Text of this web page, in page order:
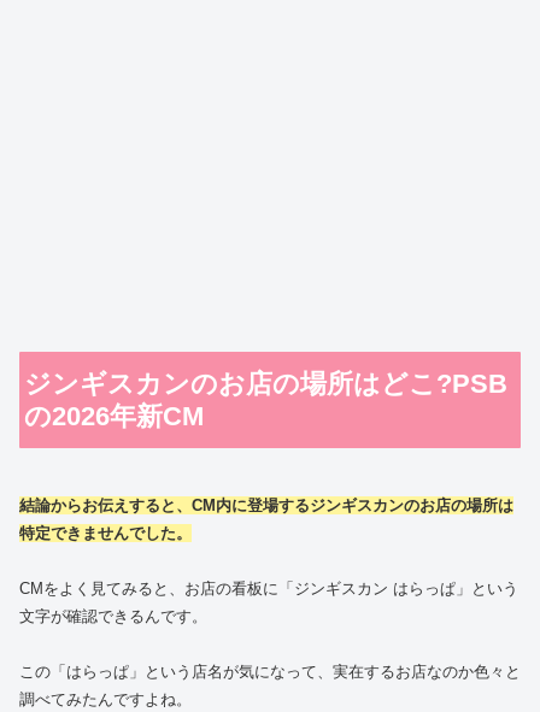
ジンギスカンのお店の場所はどこ?PSB
の2026年新CM
結論からお伝えすると、CM内に登場するジンギスカンのお店の場所は
特定できませんでした。
CMをよく見てみると、お店の看板に「ジンギスカン はらっぱ」という
文字が確認できるんです。
この「はらっぱ」という店名が気になって、実在するお店なのか色々と
調べてみたんですよね。